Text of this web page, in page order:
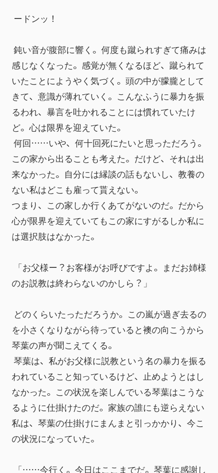
ードンッ！
鈍い音が腹部に響く。何度も蹴られすぎて痛みは
感じなくなった。感覚が無くなるほど、蹴られて
いたことにようやく気づく。頭の中が朦朧として
きて、意識が薄れていく。こんなふうに暴力を振
るわれ、暴言を吐かれることには慣れていたけ
ど。心は限界を迎えていた。
何回……いや、何十回死にたいと思っただろう。
この家から出ることも考えた。だけど、それは出
来なかった。自分には縁談の話もないし、教養の
ない私はどこも雇って貰えない。
つまり、この家しか行くあてがないのだ。だから
心が限界を迎えていてもこの家にすがるしか私に
は選択肢はなかった。
「お父様ー？お客様がお呼びですよ。まだお姉様
のお説教は終わらないのかしら？」
どのくらいたっただろうか。この嵐が過ぎ去るの
を小さくなりながら待っていると襖の向こうから
琴葉の声が聞こえてくる。
琴葉は、私がお父様に説教という名の暴力を振る
われていること知っているけど、止めようとはし
なかった。この状況を楽しんでいる琴葉はこうな
るように仕掛けたのだ。家族の誰にも逆らえない
私は、琴葉の仕掛けにまんまと引っかかり、今こ
の状況になっていた。
「……今行く。今日はここまでだ。琴葉に感謝し